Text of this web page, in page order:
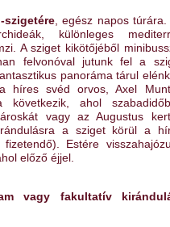
szigetére, egész napos túrára.
különleges
A sziget kikötőjéből
felvonóval jutunk fel a
panoráma tárul
híres svéd orvos, Axel
következik, ahol
vagy az Augustus
a sziget körül a
Estére
előző éjjel.
vagy fakultatív